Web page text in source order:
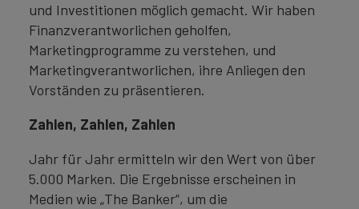
und Investitionen möglich gemacht. Wir haben
Finanzverantworlichen geholfen,
Marketingprogramme zu verstehen, und
Marketingverantworlichen, ihre Anliegen den
Vorständen zu präsentieren.
Zahlen, Zahlen, Zahlen
Jahr für Jahr ermitteln wir den Wert von über
5.000 Marken. Die Ergebnisse erscheinen in
Medien wie „The Banker“, um die